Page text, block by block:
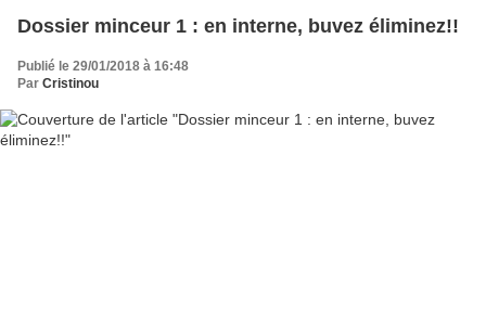
Dossier minceur 1 : en interne, buvez éliminez!!
Publié le 29/01/2018 à 16:48
Par Cristinou